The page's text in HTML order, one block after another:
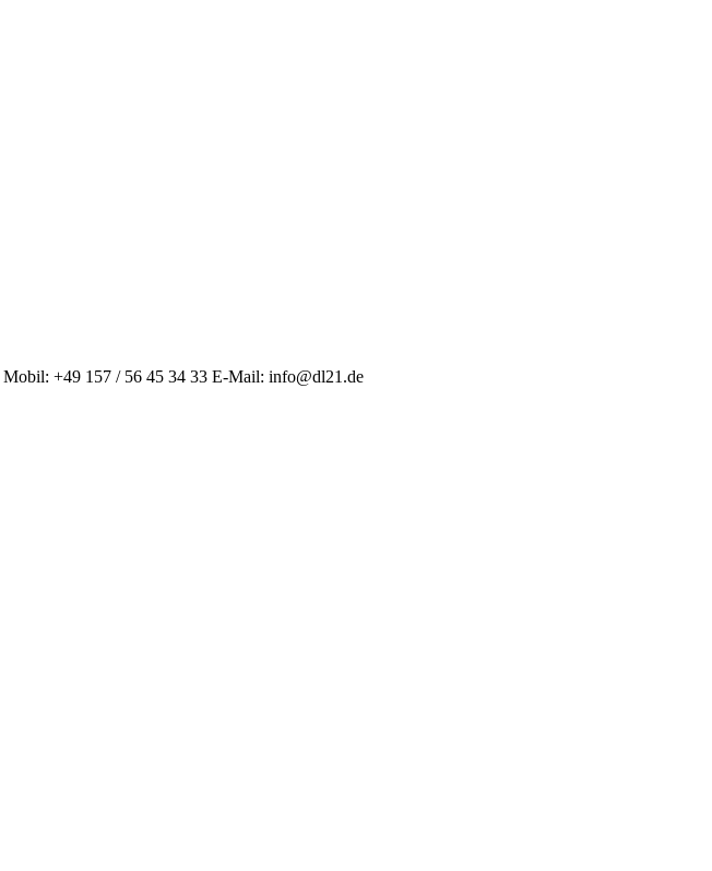
Mobil: +49 157 / 56 45 34 33 E-Mail: info@dl21.de